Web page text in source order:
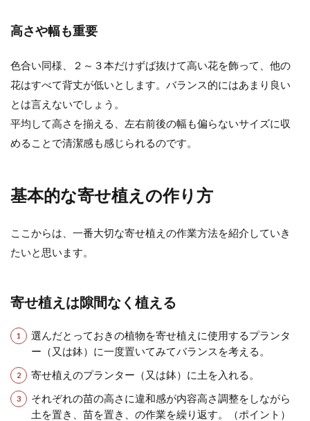
高さや幅も重要
色合い同様、２～３本だけずば抜けて高い花を飾って、他の
花はすべて背丈が低いとします。バランス的にはあまり良い
とは言えないでしょう。
平均して高さを揃える、左右前後の幅も偏らないサイズに収
めることで清潔感も感じられるのです。
基本的な寄せ植えの作り方
ここからは、一番大切な寄せ植えの作業方法を紹介していき
たいと思います。
寄せ植えは隙間なく植える
選んだとっておきの植物を寄せ植えに使用するプランタ
ー（又は鉢）に一度置いてみてバランスを考える。
寄せ植えのプランター（又は鉢）に土を入れる。
それぞれの苗の高さに違和感が内容高さ調整をしながら
土を置き、苗を置き、の作業を繰り返す。（ポイント）